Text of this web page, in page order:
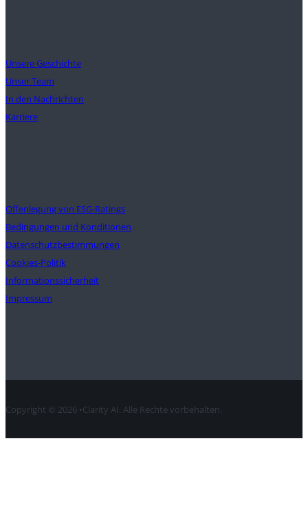
Unsere Geschichte
Unser Team
In den Nachrichten
Karriere
Offenlegung von ESG-Ratings
Bedingungen und Konditionen
Datenschutzbestimmungen
Cookies-Politik
Informationssicherheit
Impressum
Copyright © 2026 •Clarity AI. Alle Rechte vorbehalten.